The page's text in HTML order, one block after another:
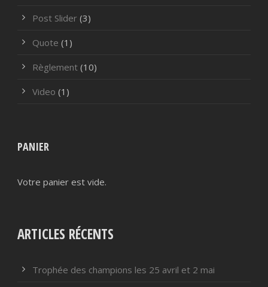
Post Slider (3)
Quote (1)
Règlement (10)
Video (1)
PANIER
Votre panier est vide.
ARTICLES RÉCENTS
Trophée des champions les 25 avril et 2 mai